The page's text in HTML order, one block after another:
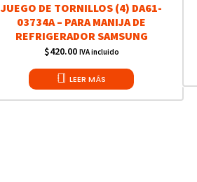
JUEGO DE TORNILLOS (4) DA61-
03734A – PARA MANIJA DE
REFRIGERADOR SAMSUNG
$420.00 IVA incluido
LEER MÁS